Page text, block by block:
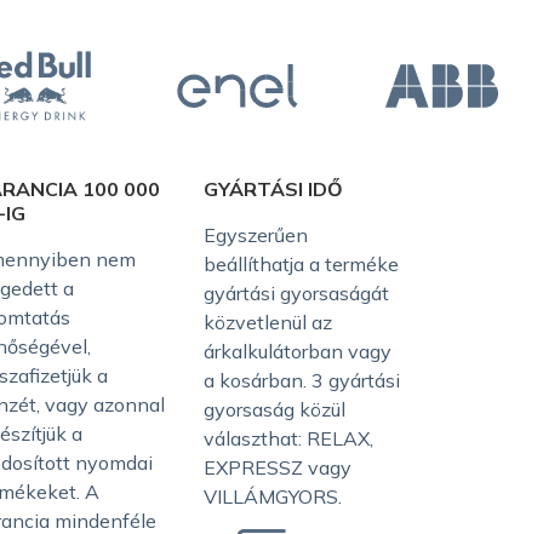
100 000
IG
nem
a
a
vagy azonnal
a
nyomdai
A
mindenféle
GYÁRTÁSI IDŐ
Egyszerűen
beállíthatja a terméke
gyártási gyorsaságát
közvetlenül az
árkalkulátorban vagy
a kosárban. 3 gyártási
gyorsaság közül
választhat: RELAX,
EXPRESSZ vagy
VILLÁMGYORS.